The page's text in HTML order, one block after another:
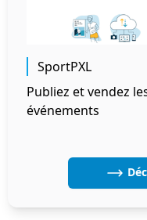
SportPXL
Publiez et vendez
événements